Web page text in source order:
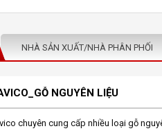
NHÀ SẢN XUẤT/NHÀ PHÂN PHỐI
NGUYÊN LIỆU
chuyên cung cấp nhiều loại gỗ